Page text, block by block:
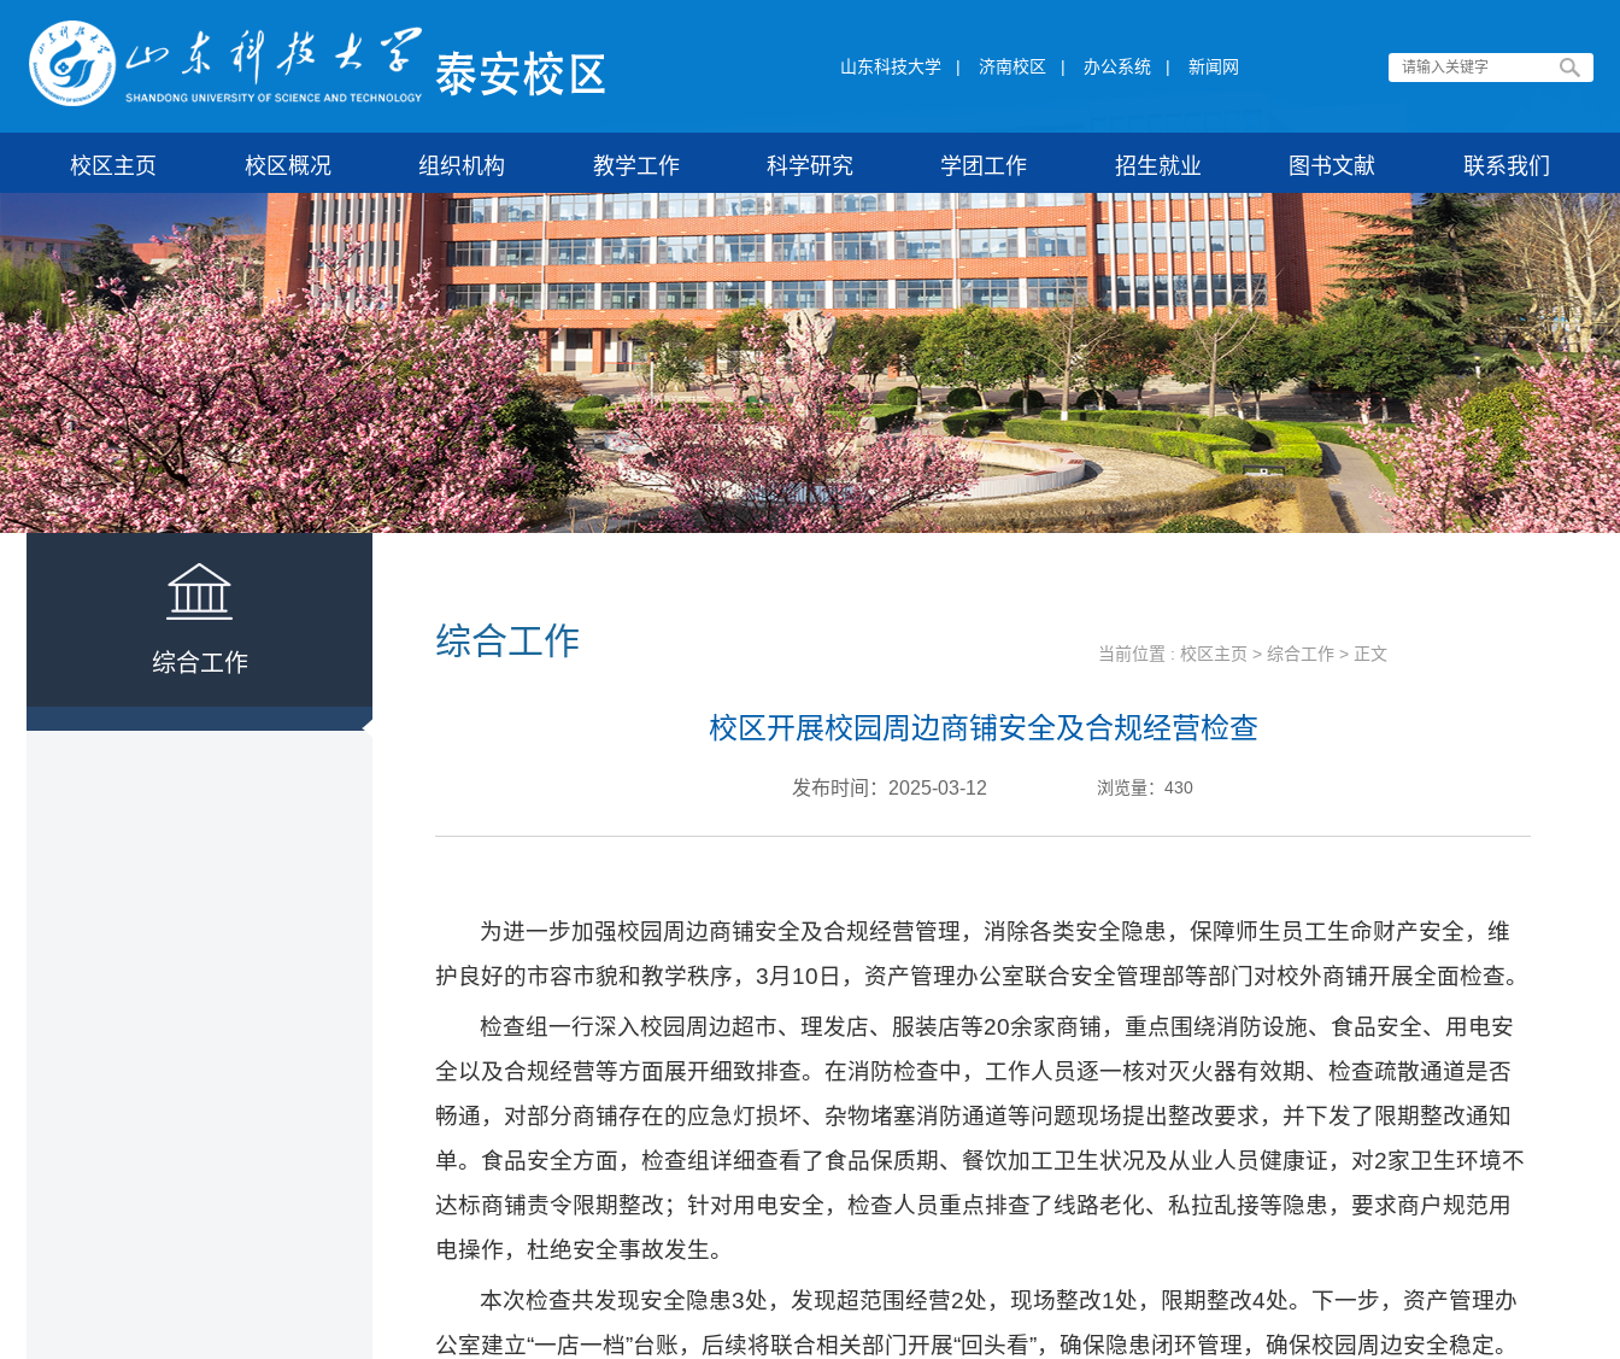
山东科技大学 | 济南校区 | 办公系统 | 新闻网
校区主页 校区概况 组织机构 教学工作 科学研究 学团工作 招生就业 图书文献 联系我们
综合工作
综合工作 当前位置 : 校区主页 > 综合工作 > 正文
校区开展校园周边商铺安全及合规经营检查
发布时间：2025-03-12 浏览量： 430
为进一步加强校园周边商铺安全及合规经营管理，消除各类安全隐患，保障师生员工生命财产安全，维
护良好的市容市貌和教学秩序，3月10日，资产管理办公室联合安全管理部等部门对校外商铺开展全面检查。
检查组一行深入校园周边超市、理发店、服装店等20余家商铺，重点围绕消防设施、食品安全、用电安
全以及合规经营等方面展开细致排查。在消防检查中，工作人员逐一核对灭火器有效期、检查疏散通道是否
畅通，对部分商铺存在的应急灯损坏、杂物堵塞消防通道等问题现场提出整改要求，并下发了限期整改通知
单。食品安全方面，检查组详细查看了食品保质期、餐饮加工卫生状况及从业人员健康证，对2家卫生环境不
达标商铺责令限期整改；针对用电安全，检查人员重点排查了线路老化、私拉乱接等隐患，要求商户规范用
电操作，杜绝安全事故发生。
本次检查共发现安全隐患3处，发现超范围经营2处，现场整改1处，限期整改4处。下一步，资产管理办
公室建立“一店一档”台账，后续将联合相关部门开展“回头看”，确保隐患闭环管理，确保校园周边安全稳定。